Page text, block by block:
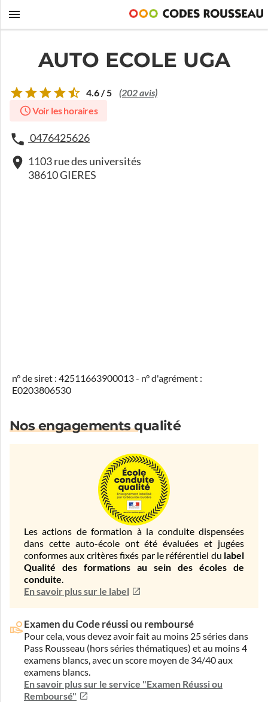
AUTO ECOLE UGA
4.6 / 5 (202 avis)
Voir les horaires
0476425626
1103 rue des universités
38610 GIERES
n° de siret : 42511663900013 - n° d'agrément :
E0203806530
Nos engagements qualité
Les actions de formation à la conduite dispensées
dans cette auto-école ont été évaluées et jugées
conformes aux critères fixés par le référentiel du label
Qualité des formations au sein des écoles de
conduite.
En savoir plus sur le label
Examen du Code réussi ou remboursé
Pour cela, vous devez avoir fait au moins 25 séries dans
Pass Rousseau (hors séries thématiques) et au moins 4
examens blancs, avec un score moyen de 34/40 aux
examens blancs.
En savoir plus sur le service "Examen Réussi ou
Remboursé"